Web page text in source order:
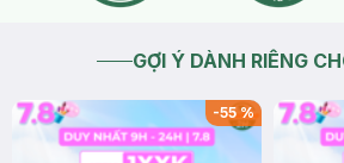
GỢI Ý DÀNH RIÊNG
-55%